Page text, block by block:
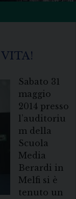
Sabato 31
maggio
2014 presso
l’auditoriu
m della
Scuola
Media
Berardi in
Melfi si è
tenuto un